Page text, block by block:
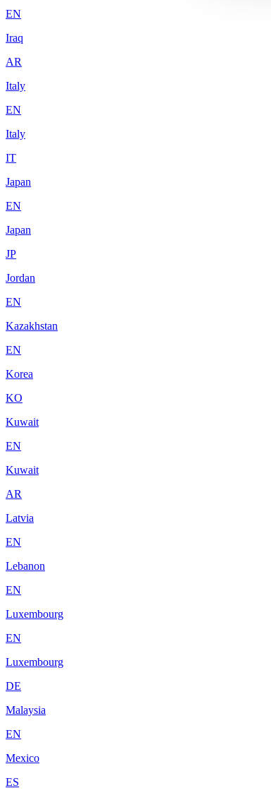
EN
Iraq
AR
Italy
EN
Italy
IT
Japan
EN
Japan
JP
Jordan
EN
Kazakhstan
EN
Korea
KO
Kuwait
EN
Kuwait
AR
Latvia
EN
Lebanon
EN
Luxembourg
EN
Luxembourg
DE
Malaysia
EN
Mexico
ES